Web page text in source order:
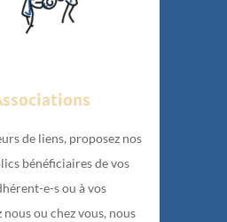
de liens, proposez nos
bénéficiaires de vos
e-s ou à vos
nous ou chez vous, nous